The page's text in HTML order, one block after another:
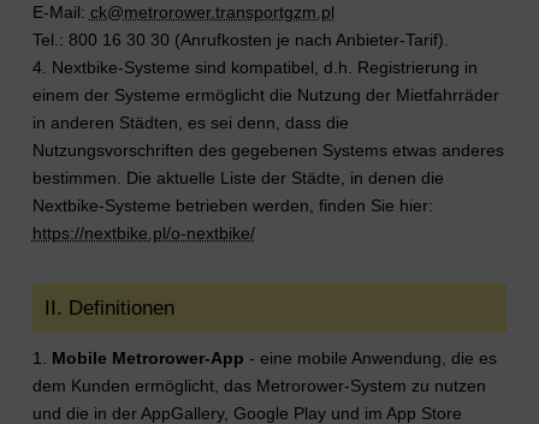
E-Mail: ck@metrorower.transportgzm.pl
Tel.: 800 16 30 30 (Anrufkosten je nach Anbieter-Tarif).
4. Nextbike-Systeme sind kompatibel, d.h. Registrierung in
einem der Systeme ermöglicht die Nutzung der Mietfahrräder
in anderen Städten, es sei denn, dass die
Nutzungsvorschriften des gegebenen Systems etwas anderes
bestimmen. Die aktuelle Liste der Städte, in denen die
Nextbike-Systeme betrieben werden, finden Sie hier:
https://nextbike.pl/o-nextbike/
II. Definitionen
1. Mobile Metrorower-App - eine mobile Anwendung, die es
dem Kunden ermöglicht, das Metrorower-System zu nutzen
und die in der AppGallery, Google Play und im App Store